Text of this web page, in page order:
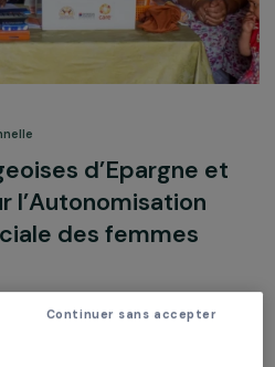
d’Epargne
l’Autonomisation
des femmes